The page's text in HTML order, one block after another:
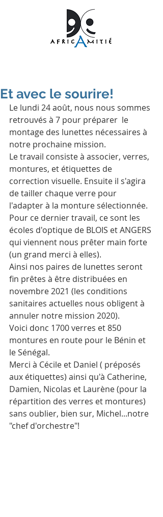
Et avec le sourire!
Le lundi 24 août, nous nous sommes
retrouvés à 7 pour préparer  le
montage des lunettes nécessaires à
notre prochaine mission.
Le travail consiste à associer, verres,
montures, et étiquettes de
correction visuelle. Ensuite il s'agira
de tailler chaque verre pour
l'adapter à la monture sélectionnée.
Pour ce dernier travail, ce sont les
écoles d'optique de BLOIS et ANGERS
qui viennent nous prêter main forte
(un grand merci à elles).
Ainsi nos paires de lunettes seront
fin prêtes à être distribuées en
novembre 2021 (les conditions
sanitaires actuelles nous obligent à
annuler notre mission 2020).
Voici donc 1700 verres et 850
montures en route pour le Bénin et
le Sénégal.
Merci à Cécile et Daniel ( préposés
aux étiquettes) ainsi qu'à Catherine,
Damien, Nicolas et Laurène (pour la
répartition des verres et montures)
sans oublier, bien sur, Michel...notre
"chef d'orchestre"!